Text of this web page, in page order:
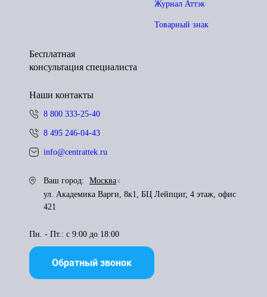
Журнал Аттэк
Товарный знак
Бесплатная
консультация специалиста
Наши контакты
8 800 333-25-40
8 495 246-04-43
info@centrattek.ru
Ваш город:
Москва
ул. Академика Варги, 8к1, БЦ Лейпциг, 4 этаж, офис
421
Пн. - Пт.: с 9:00 до 18:00
Обратный звонок